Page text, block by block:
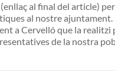
al final del article)
al nostre ajuntament.
a Cervelló que la realitzi
de la nostra